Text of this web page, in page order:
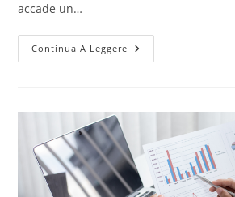
accade un…
Continua A Leggere